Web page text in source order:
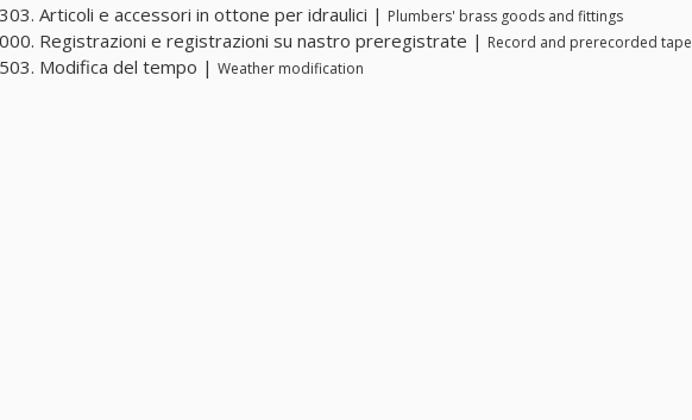
Articoli e accessori in ottone per idraulici | Plumbers' brass goods and fittings
Registrazioni e registrazioni su nastro preregistrate | Record and prerecorded
Modifica del tempo | Weather modification